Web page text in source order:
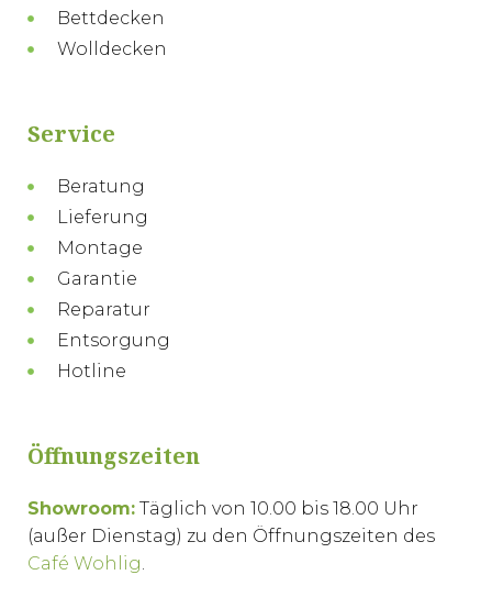
Bettdecken
Wolldecken
Service
Beratung
Lieferung
Montage
Garantie
Reparatur
Entsorgung
Hotline
Öffnungszeiten
Showroom: Täglich von 10.00 bis 18.00 Uhr
(außer Dienstag) zu den Öffnungszeiten des
Café Wohlig.